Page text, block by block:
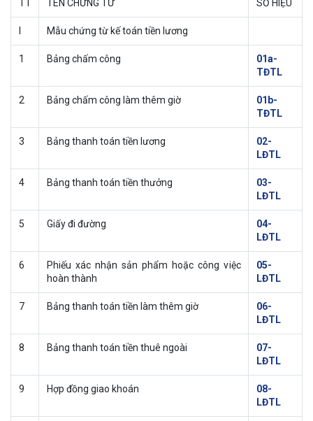
TT TÊN CHỨNG TỪ SỐ HIỆU
Mẫu chứng từ kế toán tiền lương
1 Bảng chấm công
01a-
TĐTL
2 Bảng chấm công làm thêm giờ
01b-
TĐTL
3 Bảng thanh toán tiền lương
02-
LĐTL
4 Bảng thanh toán tiền thưởng
03-
LĐTL
5 Giấy đi đường
04-
LĐTL
6
Phiếu xác nhận sản phẩm hoặc công việc
hoàn thành
05-
LĐTL
7 Bảng thanh toán tiền làm thêm giờ
06-
LĐTL
8 Bảng thanh toán tiền thuê ngoài
07-
LĐTL
9 Hợp đồng giao khoán
08-
LĐTL